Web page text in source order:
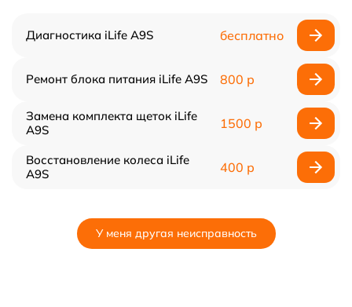
Диагностика iLife A9S бесплатно
Ремонт блока питания iLife A9S 800 р
Замена комплекта щеток iLife
A9S
1500 р
Восстановление колеса iLife
A9S
400 р
У меня другая неисправность